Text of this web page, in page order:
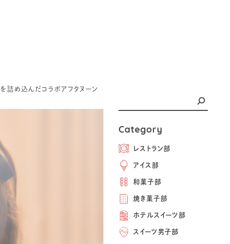
Category
レストラン部
アイス部
和菓子部
焼き菓子部
ホテルスイーツ部
スイーツ男子部
詰め込んだコラボアフタヌーン